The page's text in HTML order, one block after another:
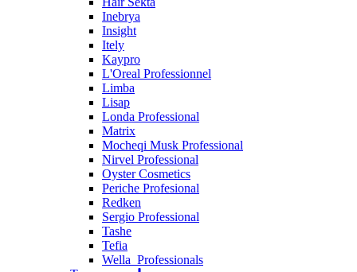
Inebrya
Insight
Itely
Kaypro
L'Oreal Professionnel
Limba
Lisap
Londa Professional
Matrix
Mocheqi Musk Professional
Nirvel Professional
Oyster Cosmetics
Periche Profesional
Redken
Sergio Professional
Tashe
Tefia
Wella_Professionals